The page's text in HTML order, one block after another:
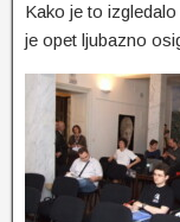
Kako je to
je opet ljubazno